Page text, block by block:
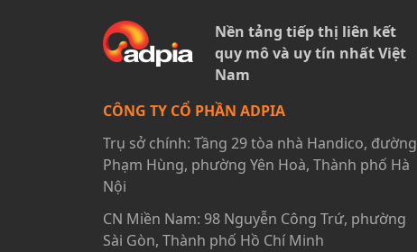
Nền tảng tiếp thị liên kết
quy mô và uy tín nhất Việt
Nam
CÔNG TY CỔ PHẦN ADPIA
Trụ sở chính: Tầng 29 tòa nhà Handico, đường
Phạm Hùng, phường Yên Hoà, Thành phố Hà
Nội
CN Miền Nam: 98 Nguyễn Công Trứ, phường
Sài Gòn, Thành phố Hồ Chí Minh